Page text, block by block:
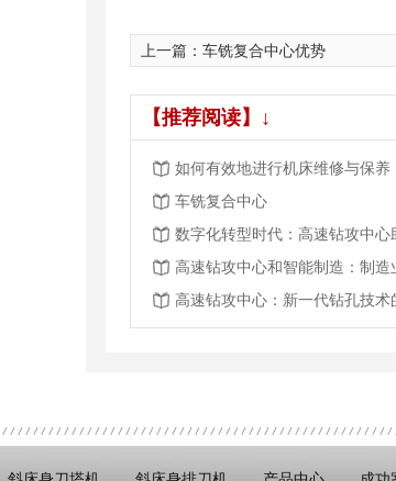
上一篇： 车铣复合中心优势
【推荐阅读】↓
如何有效地进行机床维修与保养
车铣复合中心
高速钻攻中心和智能制造：制造
高速钻攻中心：新一代钻孔技术